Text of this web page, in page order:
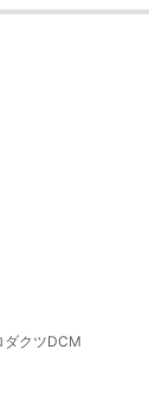
ダクツDCM